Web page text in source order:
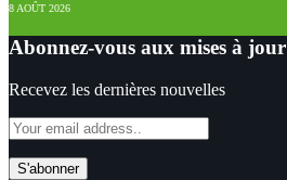
8 AOÛT 2026
Abonnez-vous aux mises à jour
Recevez les dernières nouvelles